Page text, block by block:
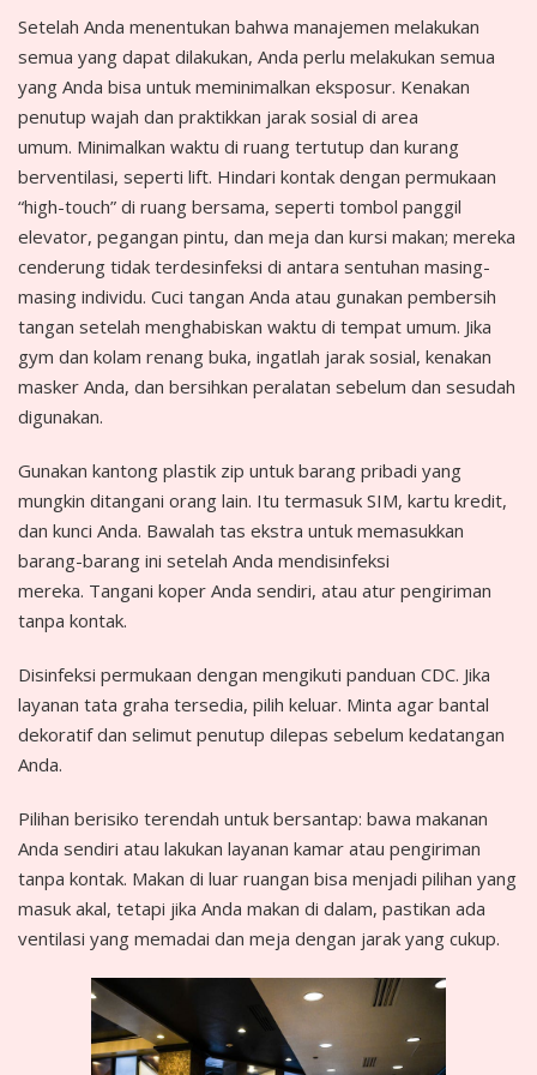
Setelah Anda menentukan bahwa manajemen melakukan
semua yang dapat dilakukan, Anda perlu melakukan semua
yang Anda bisa untuk meminimalkan eksposur. Kenakan
penutup wajah dan praktikkan jarak sosial di area
umum. Minimalkan waktu di ruang tertutup dan kurang
berventilasi, seperti lift. Hindari kontak dengan permukaan
“high-touch” di ruang bersama, seperti tombol panggil
elevator, pegangan pintu, dan meja dan kursi makan; mereka
cenderung tidak terdesinfeksi di antara sentuhan masing-
masing individu. Cuci tangan Anda atau gunakan pembersih
tangan setelah menghabiskan waktu di tempat umum. Jika
gym dan kolam renang buka, ingatlah jarak sosial, kenakan
masker Anda, dan bersihkan peralatan sebelum dan sesudah
digunakan.
Gunakan kantong plastik zip untuk barang pribadi yang
mungkin ditangani orang lain. Itu termasuk SIM, kartu kredit,
dan kunci Anda. Bawalah tas ekstra untuk memasukkan
barang-barang ini setelah Anda mendisinfeksi
mereka. Tangani koper Anda sendiri, atau atur pengiriman
tanpa kontak.
Disinfeksi permukaan dengan mengikuti panduan CDC. Jika
layanan tata graha tersedia, pilih keluar. Minta agar bantal
dekoratif dan selimut penutup dilepas sebelum kedatangan
Anda.
Pilihan berisiko terendah untuk bersantap: bawa makanan
Anda sendiri atau lakukan layanan kamar atau pengiriman
tanpa kontak. Makan di luar ruangan bisa menjadi pilihan yang
masuk akal, tetapi jika Anda makan di dalam, pastikan ada
ventilasi yang memadai dan meja dengan jarak yang cukup.